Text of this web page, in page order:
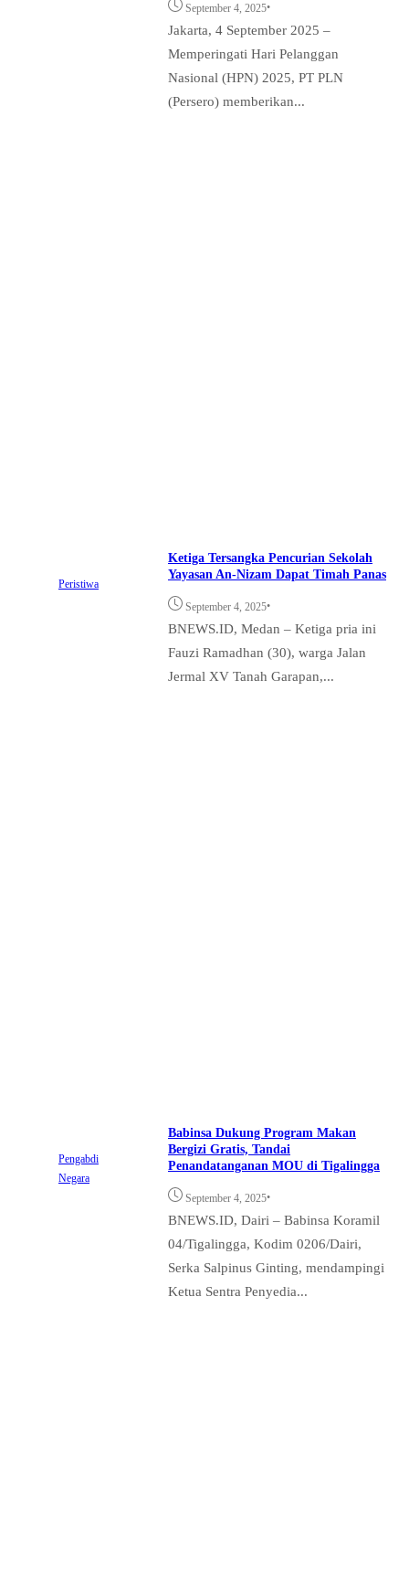
September 4, 2025•
Jakarta, 4 September 2025 –
Memperingati Hari Pelanggan
Nasional (HPN) 2025, PT PLN
(Persero) memberikan...
Peristiwa
Ketiga Tersangka Pencurian Sekolah
Yayasan An-Nizam Dapat Timah Panas
September 4, 2025•
BNEWS.ID, Medan – Ketiga pria ini
Fauzi Ramadhan (30), warga Jalan
Jermal XV Tanah Garapan,...
Pengabdi
Negara
Babinsa Dukung Program Makan
Bergizi Gratis, Tandai
Penandatanganan MOU di Tigalingga
September 4, 2025•
BNEWS.ID, Dairi – Babinsa Koramil
04/Tigalingga, Kodim 0206/Dairi,
Serka Salpinus Ginting, mendampingi
Ketua Sentra Penyedia...